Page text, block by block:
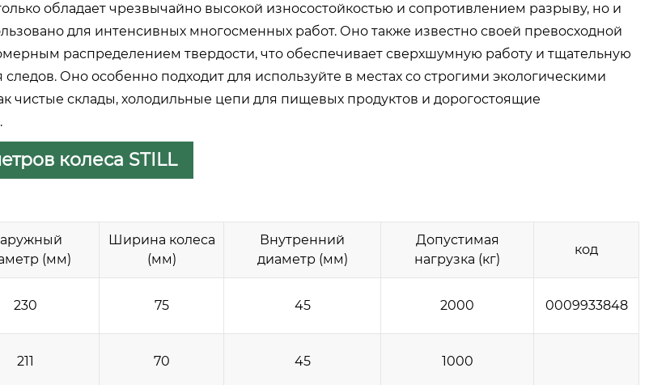
обладает чрезвычайно высокой износостойкостью и сопротивлением разрыву, но и
для интенсивных многосменных работ. Оно также известно своей превосходной
распределением твердости, что обеспечивает сверхшумную работу и тщательную
Оно особенно подходит для используйте в местах со строгими экологическими
чистые склады, холодильные цепи для пищевых продуктов и дорогостоящие
колеса STILL
(мм)
Ширина колеса
(мм)
Внутренний
диаметр (мм)
Допустимая
нагрузка (кг)
код
230 75 45 2000 0009933848
211 70 45 1000